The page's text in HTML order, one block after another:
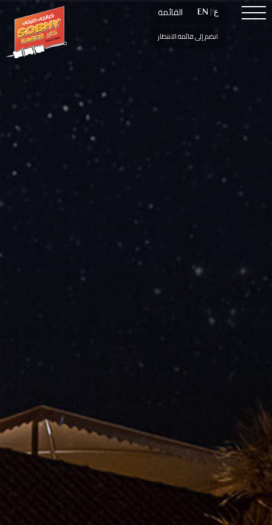
انضم إلى قائمة الانتظار
القائمة EN | ع
انضم إلى قائمة الانتظار
القائمة EN | ع